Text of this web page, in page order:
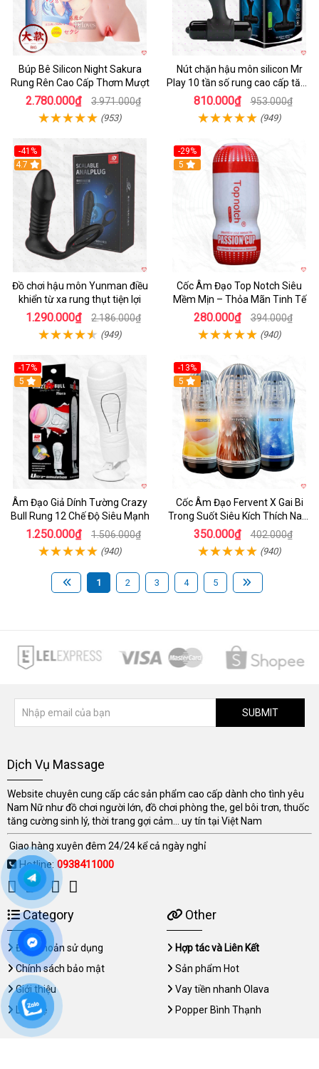
Búp Bê Silicon Night Sakura
Rung Rên Cao Cấp Thơm Mượt
2.780.000₫ 3.971.000₫
(953)
Nút chặn hậu môn silicon Mr
Play 10 tần số rung cao cấp tăng
khoái cảm
810.000₫ 953.000₫
(949)
-41%
Hot
4.7
Đồ chơi hậu môn Yunman điều
khiển từ xa rung thụt tiện lợi
1.290.000₫ 2.186.000₫
(949)
-29%
5
Cốc Âm Đạo Top Notch Siêu
Mềm Mịn – Thỏa Mãn Tinh Tế
280.000₫ 394.000₫
(940)
-17%
5
Âm Đạo Giả Dính Tường Crazy
Bull Rung 12 Chế Độ Siêu Mạnh
1.250.000₫ 1.506.000₫
(940)
-13%
Hot
5
Cốc Âm Đạo Fervent X Gai Bi
Trong Suốt Siêu Kích Thích Nam
Giới
350.000₫ 402.000₫
(940)
1 2 3 4 5
SUBMIT
Dịch Vụ Massage
Website chuyên cung cấp các sản phẩm cao cấp dành cho tình yêu
Nam Nữ như đồ chơi người lớn, đồ chơi phòng the, gel bôi trơn, thuốc
tăng cường sinh lý, thời trang gợi cảm... uy tín tại Việt Nam
Giao hàng xuyên đêm 24/24 kể cả ngày nghỉ
Hotline: 0938411000
Category
Điều khoản sử dụng
Chính sách bảo mật
Giới thiệu
Liên hệ
Other
Hợp tác và Liên Kết
Sản phẩm Hot
Vay tiền nhanh Olava
Popper Bình Thạnh